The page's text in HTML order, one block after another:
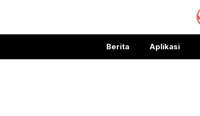
Berita Aplikasi